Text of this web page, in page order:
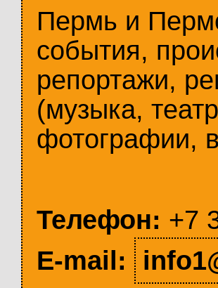
Пермь и
события,
репортажи,
(музыка,
фотографии,
Телефон: +7
E-mail: